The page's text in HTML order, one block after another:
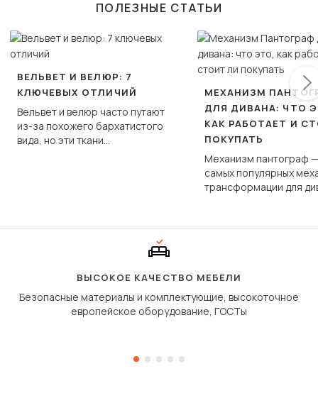
ПОЛЕЗНЫЕ СТАТЬИ
ВЕЛЬВЕТ И ВЕЛЮР: 7
КЛЮЧЕВЫХ ОТЛИЧИЙ
Вельвет и велюр часто путают
из-за похожего бархатистого
вида, но эти ткани
МЕХАНИЗМ
ДЛЯ ДИВАНА: ЧТО
КАК РАБОТАЕТ И
ПОКУПАТЬ
Механизм пантограф
самых популярных
трансформации для
сиденье не
дугообразной
ВЫСОКОЕ КАЧЕСТВО МЕБЕЛИ
Безопасные материалы и комплектующие, высокоточное
европейское оборудование, ГОСТы